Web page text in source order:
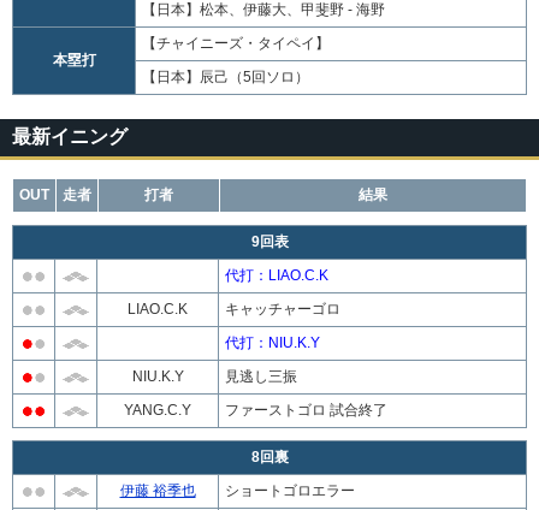
【日本】 松本、伊藤大、甲斐野 - 海野
本塁打
【チャイニーズ・タイペイ】
【日本】辰己（5回ソロ）
最新イニング
OUT 走者 打者 結果
9回表
代打：LIAO.C.K
LIAO.C.K
キャッチャーゴロ
代打：NIU.K.Y
NIU.K.Y
見逃し三振
YANG.C.Y
ファーストゴロ 試合終了
8回裏
伊藤 裕季也
ショートゴロエラー